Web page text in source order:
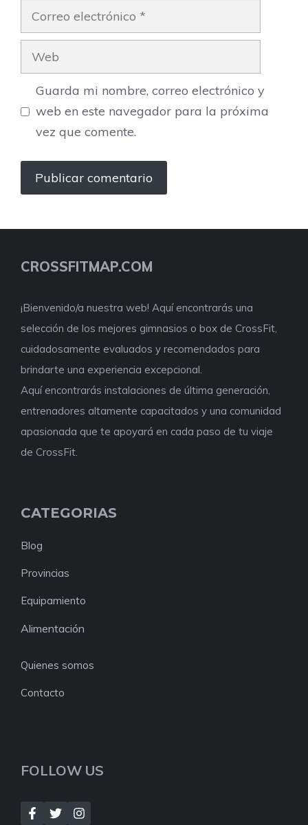
Correo
electrónico
Web
Guarda mi nombre, correo electrónico y
web en este navegador para la próxima
vez que comente.
CROSSFITMAP.COM
¡Bienvenido/a nuestra web! Aquí encontrarás una
selección de los mejores gimnasios o box de CrossFit,
cuidadosamente evaluados y recomendados para
brindarte una experiencia excepcional.
Aquí encontrarás instalaciones de última generación,
entrenadores altamente capacitados y una comunidad
apasionada que te apoyará en cada paso de tu viaje
de CrossFit.
CATEGORIAS
Blog
Provincias
Equipamiento
Alimentación
Quienes somos
Contacto
FOLLOW US